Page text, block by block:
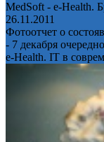
MedSoft - e-Health.
26.11.2011
Фотоотчет о
- 7 декабря
e-Health. IT в